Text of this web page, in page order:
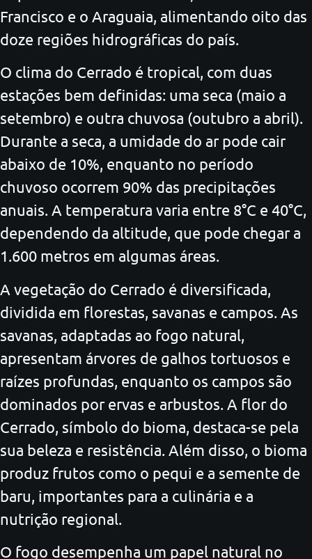
Francisco e o Araguaia, alimentando oito das
doze regiões hidrográficas do país.
O clima do Cerrado é tropical, com duas
estações bem definidas: uma seca (maio a
setembro) e outra chuvosa (outubro a abril).
Durante a seca, a umidade do ar pode cair
abaixo de 10%, enquanto no período
chuvoso ocorrem 90% das precipitações
anuais. A temperatura varia entre 8°C e 40°C,
dependendo da altitude, que pode chegar a
1.600 metros em algumas áreas.
A vegetação do Cerrado é diversificada,
dividida em florestas, savanas e campos. As
savanas, adaptadas ao fogo natural,
apresentam árvores de galhos tortuosos e
raízes profundas, enquanto os campos são
dominados por ervas e arbustos. A flor do
Cerrado, símbolo do bioma, destaca-se pela
sua beleza e resistência. Além disso, o bioma
produz frutos como o pequi e a semente de
baru, importantes para a culinária e a
nutrição regional.
O fogo desempenha um papel natural no